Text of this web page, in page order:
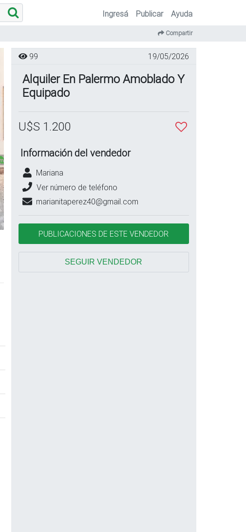
Ingresá Publicar Ayuda
Compartir
99 19/05/2026
Alquiler En Palermo Amoblado Y
Equipado
U$S 1.200
Información del vendedor
Mariana
Ver número de teléfono
marianitaperez40@gmail.com
PUBLICACIONES DE ESTE VENDEDOR
SEGUIR VENDEDOR